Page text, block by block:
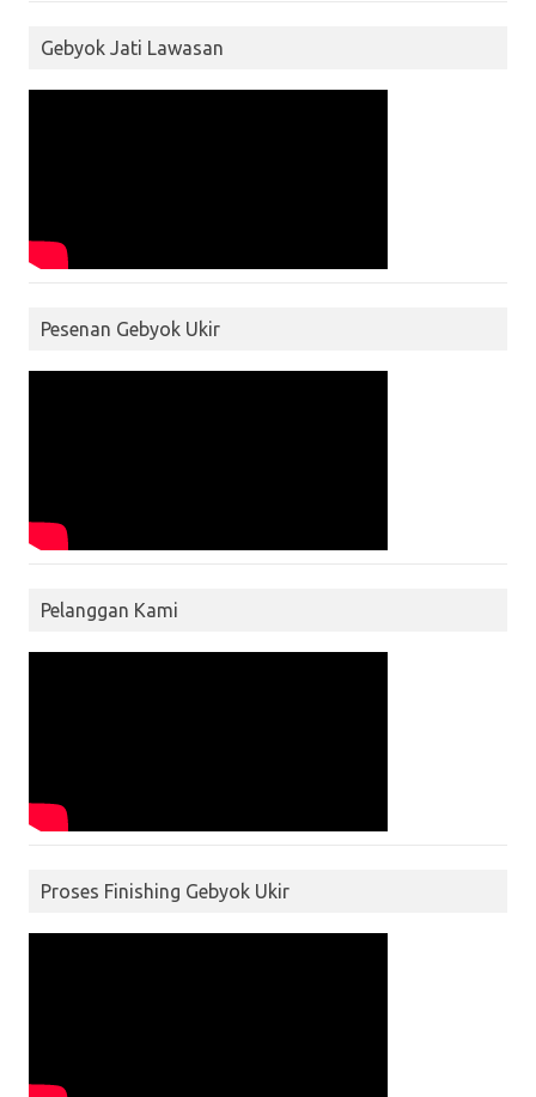
Gebyok Jati Lawasan
Pesenan Gebyok Ukir
Pelanggan Kami
Proses Finishing Gebyok Ukir